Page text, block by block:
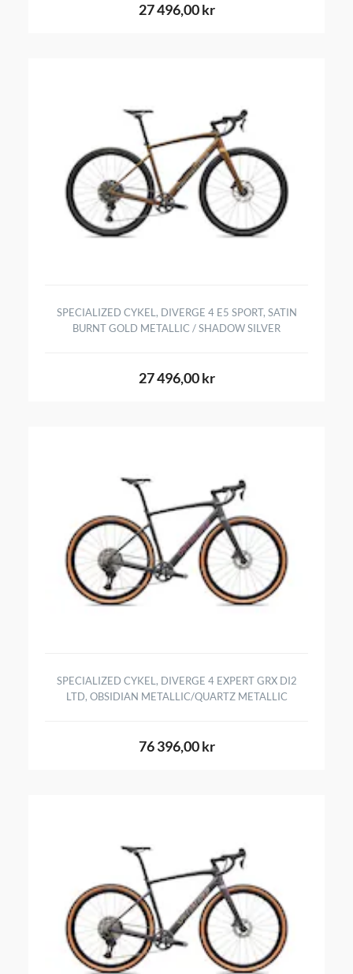
27 496,00 kr
SPECIALIZED CYKEL, DIVERGE 4 E5 SPORT, SATIN
BURNT GOLD METALLIC / SHADOW SILVER
27 496,00 kr
SPECIALIZED CYKEL, DIVERGE 4 EXPERT GRX DI2
LTD, OBSIDIAN METALLIC/QUARTZ METALLIC
76 396,00 kr